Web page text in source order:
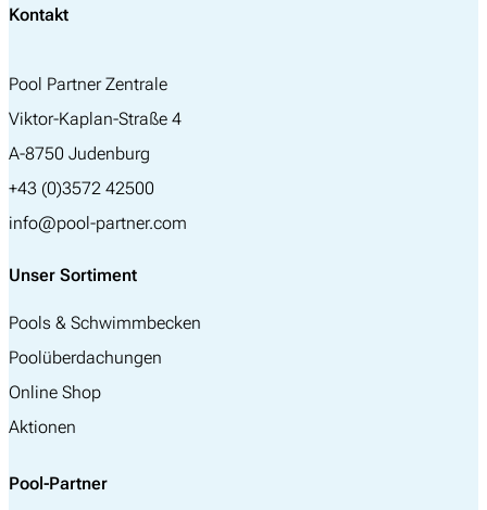
Kontakt
Pool Partner Zentrale
Viktor-Kaplan-Straße 4
A-8750 Judenburg
+43 (0)3572 42500
info@pool-partner.com
Unser Sortiment
Pools & Schwimmbecken
Poolüberdachungen
Online Shop
Aktionen
Pool-Partner